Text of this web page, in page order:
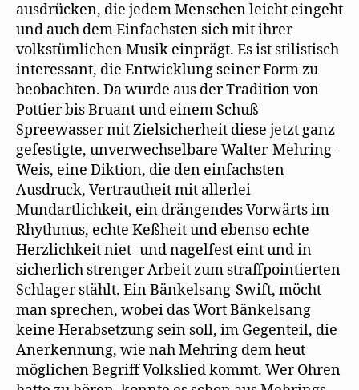
ausdrücken, die jedem Menschen leicht eingeht
und auch dem Einfachsten sich mit ihrer
volkstümlichen Musik einprägt. Es ist stilistisch
interessant, die Entwicklung seiner Form zu
beobachten. Da wurde aus der Tradition von
Pottier bis Bruant und einem Schuß
Spreewasser mit Zielsicherheit diese jetzt ganz
gefestigte, unverwechselbare Walter-Mehring-
Weis, eine Diktion, die den einfachsten
Ausdruck, Vertrautheit mit allerlei
Mundartlichkeit, ein drängendes Vorwärts im
Rhythmus, echte Keßheit und ebenso echte
Herzlichkeit niet- und nagelfest eint und in
sicherlich strenger Arbeit zum straffpointierten
Schlager stählt. Ein Bänkelsang-Swift, möcht
man sprechen, wobei das Wort Bänkelsang
keine Herabsetzung sein soll, im Gegenteil, die
Anerkennung, wie nah Mehring dem heut
möglichen Begriff Volkslied kommt. Wer Ohren